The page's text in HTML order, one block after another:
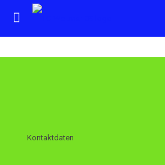
Kontaktdaten